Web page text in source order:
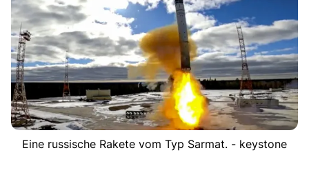
Eine russische Rakete vom Typ Sarmat. - keystone